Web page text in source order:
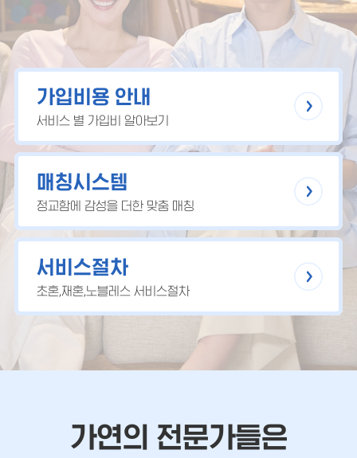
가입비용 안내
서비스 별 가입비 알아보기
매칭시스템
정교함에 감성을 더한 맞춤 매칭
서비스절차
초혼,재혼,노블레스 서비스절차
가연의 전문가들은